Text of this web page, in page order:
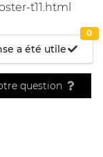
t11.html
a été utile
0
question